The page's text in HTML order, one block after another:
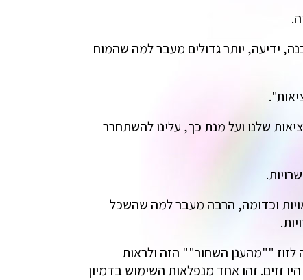
ידיעה, יותר גדולים מעבר למה שהמוח
שלנו ועל מנת כך, עלינו להשתחרר
וכדומה, הרבה מעבר למה שהשכל
""מהענן השחור"" הזה ולראות
זזים. זהו אחד מנפלאות השימוש בדמיון